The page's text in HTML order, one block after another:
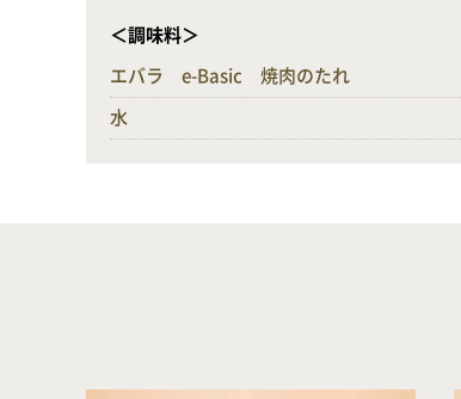
＜調味料＞
エバラ e-Basic 焼肉のたれ
水